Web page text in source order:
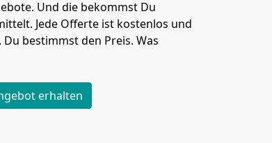
Und die bekommst Du
Jede Offerte ist kostenlos und
bestimmst den Preis. Was
erhalten